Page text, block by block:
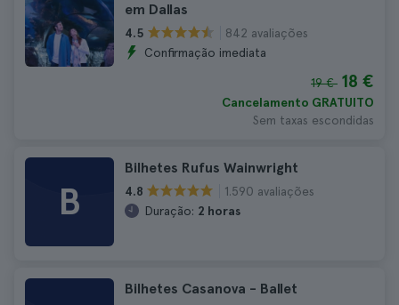
em Dallas
4.5
842 avaliações
Confirmação imediata
19 € 18 €
Cancelamento GRATUITO
Sem taxas escondidas
B
Bilhetes Rufus Wainwright
4.8
1.590 avaliações
Duração: 2 horas
Bilhetes Casanova - Ballet